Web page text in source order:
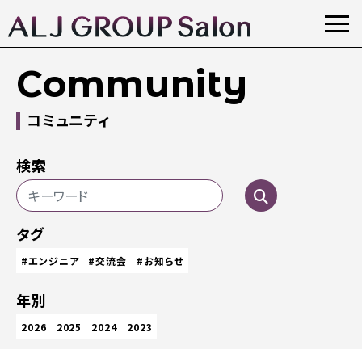
Community
コミュニティ
検索
タグ
#エンジニア #交流会 #お知らせ
年別
2026 2025 2024 2023